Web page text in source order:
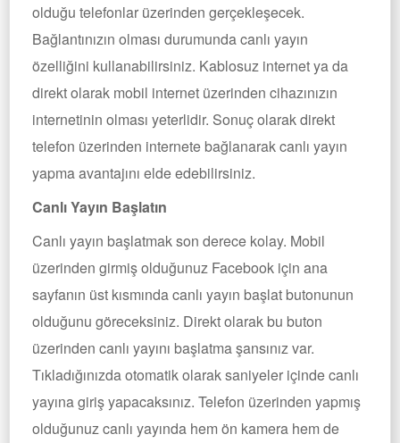
olduğu telefonlar üzerinden gerçekleşecek.
Bağlantınızın olması durumunda canlı yayın
özelliğini kullanabilirsiniz. Kablosuz internet ya da
direkt olarak mobil internet üzerinden cihazınızın
internetinin olması yeterlidir. Sonuç olarak direkt
telefon üzerinden internete bağlanarak canlı yayın
yapma avantajını elde edebilirsiniz.
Canlı Yayın Başlatın
Canlı yayın başlatmak son derece kolay. Mobil
üzerinden girmiş olduğunuz Facebook için ana
sayfanın üst kısmında canlı yayın başlat butonunun
olduğunu göreceksiniz. Direkt olarak bu buton
üzerinden canlı yayını başlatma şansınız var.
Tıkladığınızda otomatik olarak saniyeler içinde canlı
yayına giriş yapacaksınız. Telefon üzerinden yapmış
olduğunuz canlı yayında hem ön kamera hem de